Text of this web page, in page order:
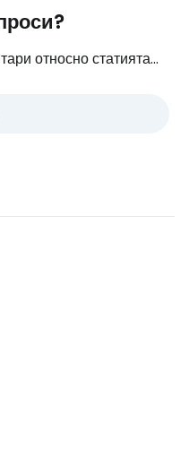
относно статията...